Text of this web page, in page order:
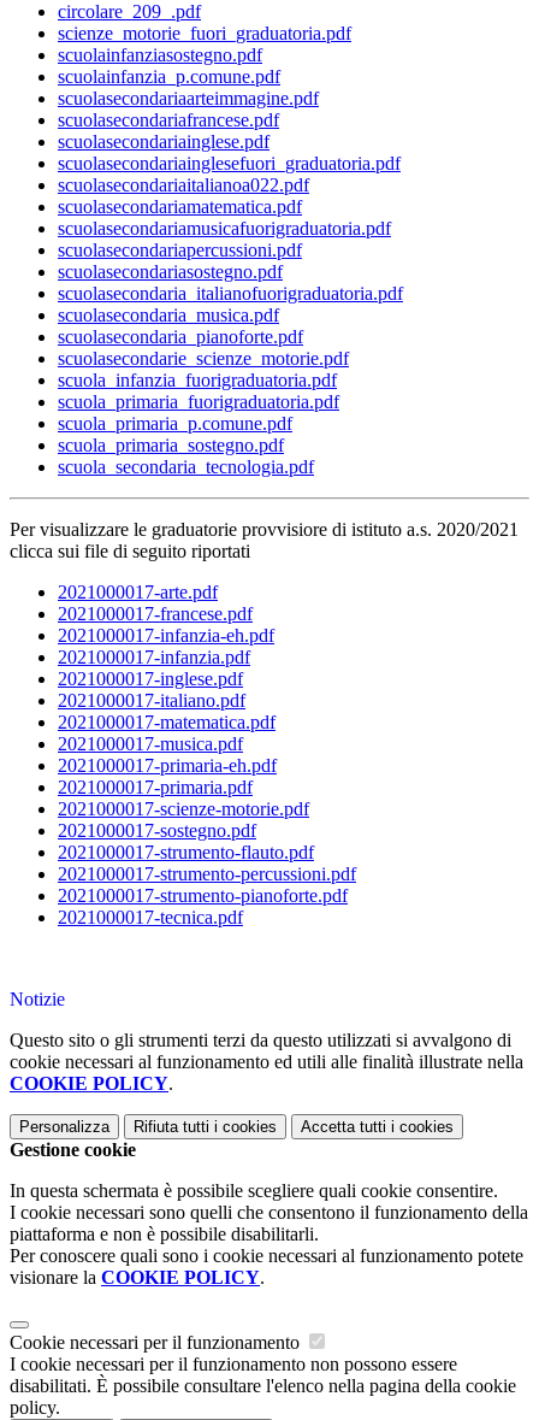
circolare_209_.pdf
scienze_motorie_fuori_graduatoria.pdf
scuolainfanziasostegno.pdf
scuolainfanzia_p.comune.pdf
scuolasecondariaarteimmagine.pdf
scuolasecondariafrancese.pdf
scuolasecondariainglese.pdf
scuolasecondariainglesefuori_graduatoria.pdf
scuolasecondariaitalianoa022.pdf
scuolasecondariamatematica.pdf
scuolasecondariamusicafuorigraduatoria.pdf
scuolasecondariapercussioni.pdf
scuolasecondariasostegno.pdf
scuolasecondaria_italianofuorigraduatoria.pdf
scuolasecondaria_musica.pdf
scuolasecondaria_pianoforte.pdf
scuolasecondarie_scienze_motorie.pdf
scuola_infanzia_fuorigraduatoria.pdf
scuola_primaria_fuorigraduatoria.pdf
scuola_primaria_p.comune.pdf
scuola_primaria_sostegno.pdf
scuola_secondaria_tecnologia.pdf
Per visualizzare le graduatorie provvisiore di istituto a.s. 2020/2021
clicca sui file di seguito riportati
2021000017-arte.pdf
2021000017-francese.pdf
2021000017-infanzia-eh.pdf
2021000017-infanzia.pdf
2021000017-inglese.pdf
2021000017-italiano.pdf
2021000017-matematica.pdf
2021000017-musica.pdf
2021000017-primaria-eh.pdf
2021000017-primaria.pdf
2021000017-scienze-motorie.pdf
2021000017-sostegno.pdf
2021000017-strumento-flauto.pdf
2021000017-strumento-percussioni.pdf
2021000017-strumento-pianoforte.pdf
2021000017-tecnica.pdf
Notizie
Questo sito o gli strumenti terzi da questo utilizzati si avvalgono di
cookie necessari al funzionamento ed utili alle finalità illustrate nella
COOKIE POLICY.
Personalizza Rifiuta tutti i cookies Accetta tutti i cookies
Gestione cookie
In questa schermata è possibile scegliere quali cookie consentire.
I cookie necessari sono quelli che consentono il funzionamento della
piattaforma e non è possibile disabilitarli.
Per conoscere quali sono i cookie necessari al funzionamento potete
visionare la COOKIE POLICY.
Cookie necessari per il funzionamento
I cookie necessari per il funzionamento non possono essere
disabilitati. È possibile consultare l'elenco nella pagina della cookie
policy.